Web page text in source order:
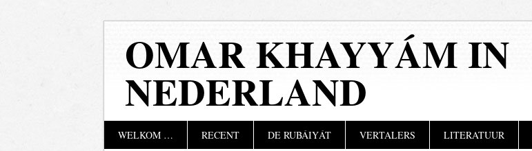
OMAR KHAYYÁM IN
NEDERLAND
Hoofdmenu
WELKOM … RECENT DE RUBÁIYÁT VERTALERS LITERATUUR